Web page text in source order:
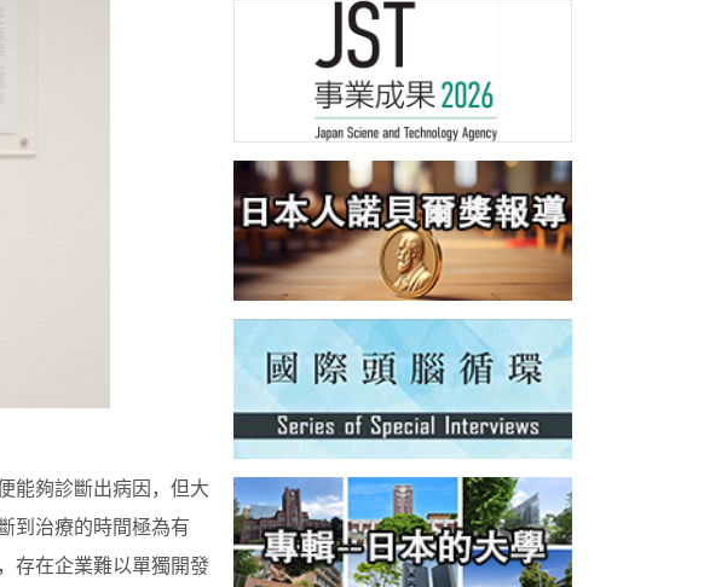
能夠診斷出病因，但大
到治療的時間極為有
存在企業難以單獨開發
【AI法下篇】如何應對AI的不可控性——中
央大學平野晉教授專訪
日本學術會議：為保持土壤健康應採取哪些
措施？探討土壤保護與強化的具體對策
大阪大學開發基於水氫鍵網路的溫度預測新
方法，AI從分子排列資訊中高精度解讀
經濟・社會
【AI法上篇】如何對「將人生交給AI」保持
危機感——中央大學平野晉教授專訪
科學研究
慶應義塾大學闡明腦內「游擊手」小膠質細
胞包裹保護受損神經細胞的機制，有望用於
開發阿茲海默症等疾病療法
日本東北大學與橫濱橡膠全球首次從奈米尺
度揭示橡膠—黃銅黏接界面劣化抑制機制，
為提升輪胎安全性與耐久性的材料設計開闢
科學研究
近畿大學等發現植物染料「日本茜」的紅色
成分可抑制老化與炎症，有望成為新型功能
性材料
科學研究
法，利用超小型GAD67啟動子抑制發作
科學研究
九州大學揭示夜間眼壓升高機制：兩種激素
波動疊加所致
科學研究